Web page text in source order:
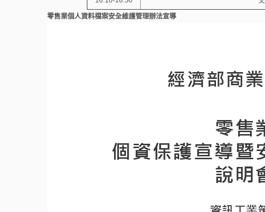
零售業個人資料檔案安全維護管理辦法宣導